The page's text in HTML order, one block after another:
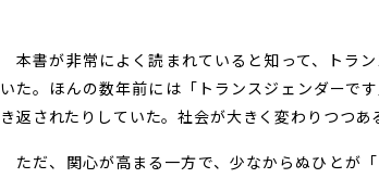
本書が非常によく読まれていると知って、トラ
いた。ほんの数年前には「トランスジェンダーで
き返されたりしていた。社会が大きく変わりつつあ
ただ、関心が高まる一方で、少なからぬひとが